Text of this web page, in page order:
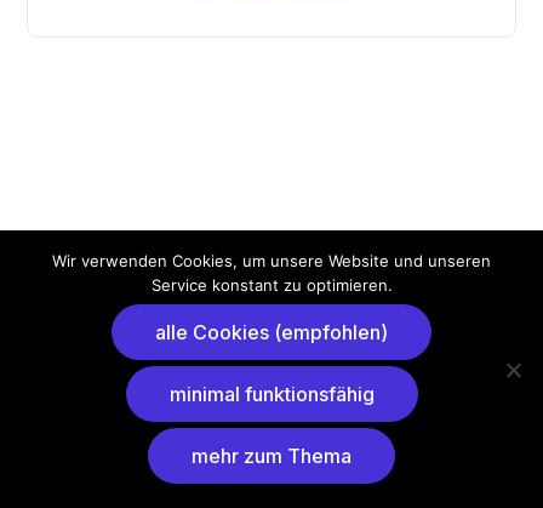
Wir verwenden Cookies, um unsere Website und unseren
Service konstant zu optimieren.
alle Cookies (empfohlen)
minimal funktionsfähig
mehr zum Thema